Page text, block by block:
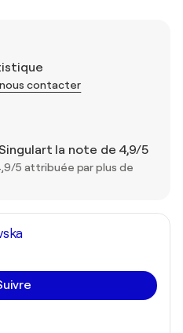
nous contacter
la note de 4,9/5
5 attribuée par plus de